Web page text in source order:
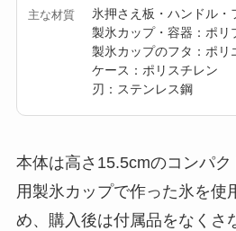
主な材質
氷押さえ板・ハンドル・
製氷カップ・容器：ポリ
製氷カップのフタ：ポリ
ケース：ポリスチレン
刃：ステンレス鋼
本体は高さ15.5cmのコンパ
用製氷カップで作った氷を使
め、購入後は付属品をなくさ